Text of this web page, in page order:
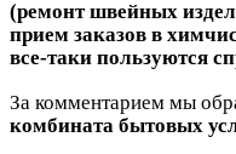
(ремонт швейных
прием заказов в
все-таки пользуются
За комментарием мы
комбината бытовых